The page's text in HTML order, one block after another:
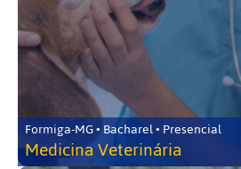
Formiga-MG • Bacharel • Presencial
Medicina Veterinária